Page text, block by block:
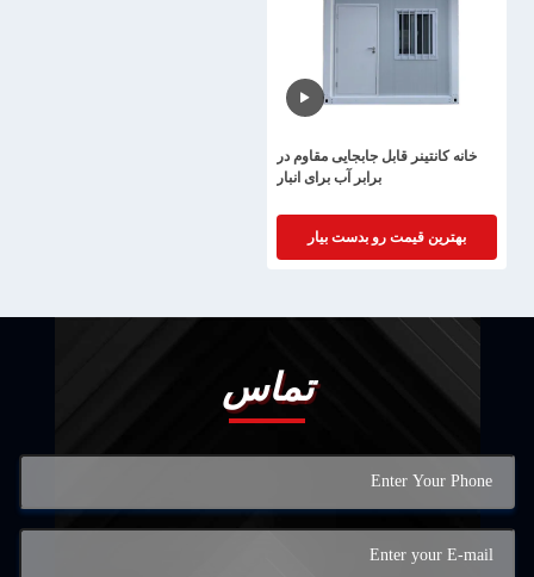
خانه کانتینر قابل جابجایی مقاوم در
برابر آب برای انبار
بهترین قیمت رو بدست بیار
تماس